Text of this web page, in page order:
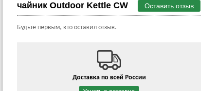
чайник Outdoor Kettle CW
Оставить отзыв
Будьте первым, кто оставил отзыв.
Доставка по всей России